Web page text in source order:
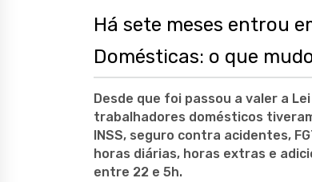
Há sete meses entrou
Domésticas: o que
Desde que foi passou a valer a
trabalhadores domésticos
INSS, seguro contra acidentes,
horas diárias, horas extras e
entre 22 e 5h.